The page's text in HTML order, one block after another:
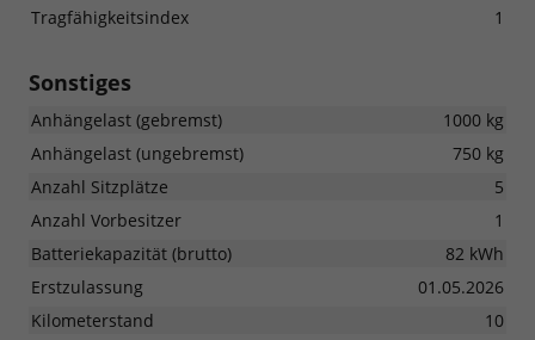
Tragfähigkeitsindex
1
Sonstiges
Anhängelast (gebremst)
1000 kg
Anhängelast (ungebremst)
750 kg
Anzahl Sitzplätze
5
Anzahl Vorbesitzer
1
Batteriekapazität (brutto)
82 kWh
Erstzulassung
01.05.2026
Kilometerstand
10